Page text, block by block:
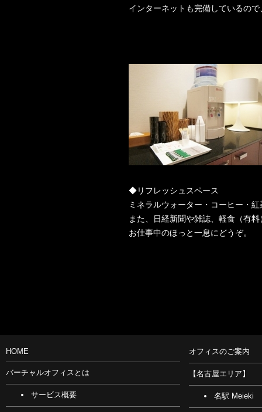
インターネットも完備しているの
◆リフレッシュスペース
ミネラルウォーター・コーヒー・
また、日経新聞や雑誌、軽食（有
お仕事中のほっと一息にどうぞ。
HOME
バーチャルオフィスとは
サービス概要
オフィスのご案内
【名古屋エリア】
名駅 Meieki